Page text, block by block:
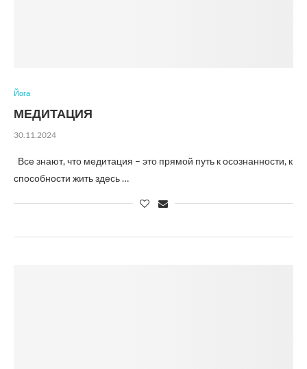
Йога
МЕДИТАЦИЯ
30.11.2024
Все знают, что медитация – это прямой путь к осознанности, к
способности жить здесь …